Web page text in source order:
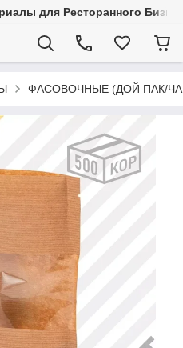
для Ресторанного
ФАСОВОЧНЫЕ (ДОЙ ПАК/